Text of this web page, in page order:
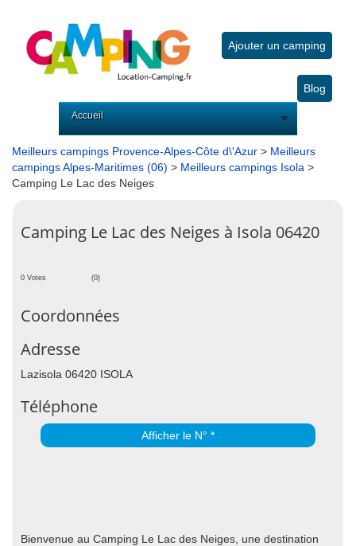
Ajouter un camping
Blog
Accueil
Meilleurs campings Provence-Alpes-Côte d\'Azur > Meilleurs
campings Alpes-Maritimes (06) > Meilleurs campings Isola >
Camping Le Lac des Neiges
Camping Le Lac des Neiges à Isola 06420
0 Votes (0)
Coordonnées
Adresse
Lazisola 06420 ISOLA
Téléphone
Afficher le N° *
Bienvenue au Camping Le Lac des Neiges, une destination